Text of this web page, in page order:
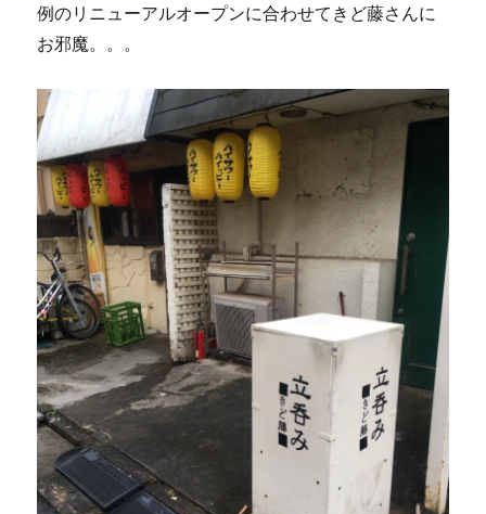
例のリニューアルオープンに合わせてきど藤さんに
お邪魔。。。